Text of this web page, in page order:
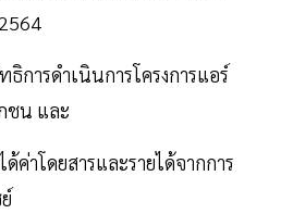
ธิการดำเนินการโครงการแอร์
ชน และ
ค่าโดยสารและรายได้จากการ